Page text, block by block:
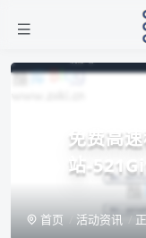
免费高
站-
首页 活动资讯